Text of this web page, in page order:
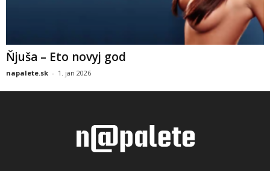
Ňjuša – Eto novyj god
napalete.sk - 1. jan 2026